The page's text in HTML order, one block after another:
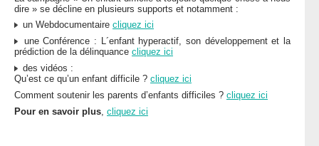
dire » se décline en plusieurs supports et notamment :
un Webdocumentaire cliquez ici
une Conférence : L´enfant hyperactif, son développement et la
prédiction de la délinquance cliquez ici
des vidéos :
Qu’est ce qu’un enfant difficile ? cliquez ici
Comment soutenir les parents d’enfants difficiles ? cliquez ici
Pour en savoir plus cliquez ici